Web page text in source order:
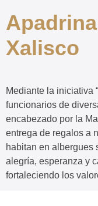
Xalisco
Mediante la iniciativa
funcionarios de
encabezado por la
entrega de regalos a
habitan en albergues
alegría, esperanza y
fortaleciendo los